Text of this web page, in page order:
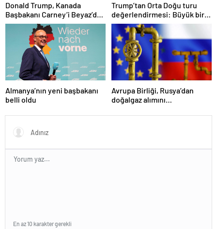
Donald Trump, Kanada
Başbakanı Carney’i Beyaz’da
ağırladı
Trump’tan Orta Doğu turu
değerlendirmesi: Büyük bir
duyuru yapacağız
Almanya’nın yeni başbakanı
belli oldu
Avrupa Birliği, Rusya’dan
doğalgaz alımını
En az 10 karakter gerekli